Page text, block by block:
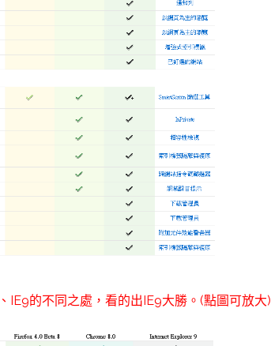
IE9的不同之處，看的出IE9大勝。(點圖可放大)